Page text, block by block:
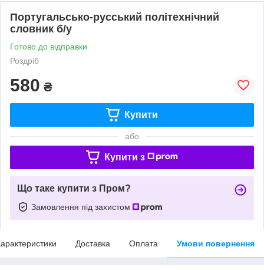
Португальсько-русський політехнічний
словник б/у
Готово до відправки
Роздріб
580 ₴
Купити
або
Купити з
Що таке купити з Пром?
Замовлення під захистом
Доставка Оплата Умови повернення